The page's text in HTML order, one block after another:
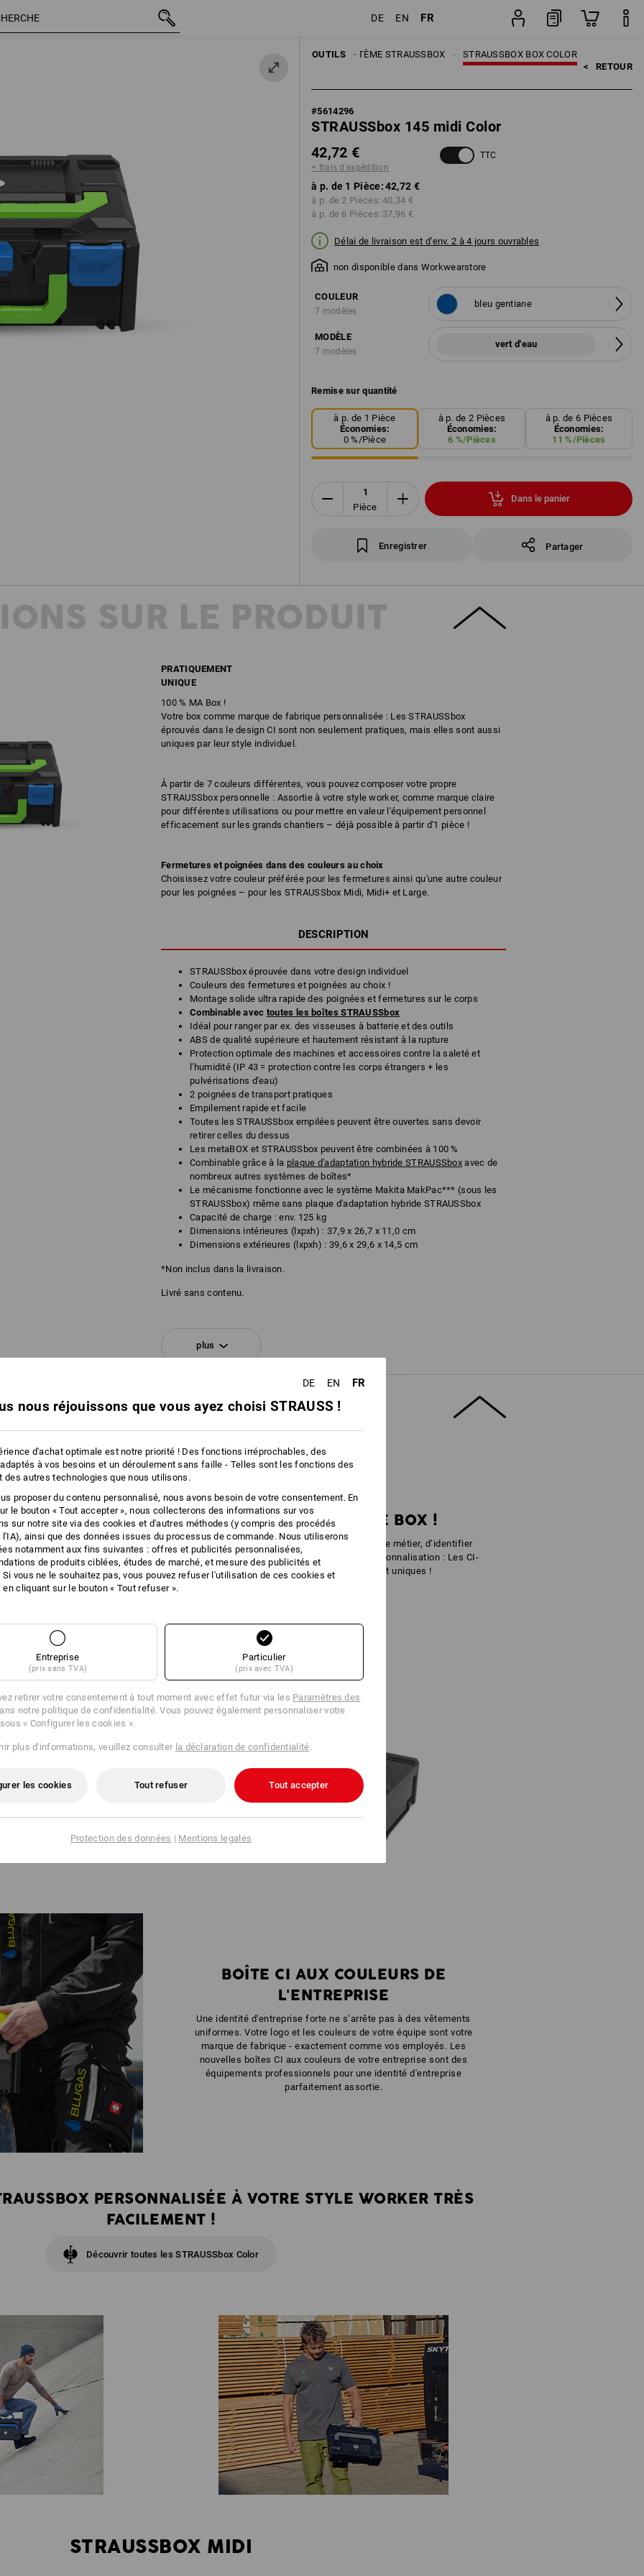
DE EN FR
OUTILS STRAUSSBOX BOX COLOR
SYSTÈME STRAUSSBOX
OUTILS À MAIN
< RETOUR
#5614296
STRAUSSbox 145 midi Color
42,72 €
+ frais d'expédition
TTC
à p. de 1 Pièce:42,72 €
à p. de 2 Pièces: 40,34 €
à p. de 6 Pièces: 37,96 €
Délai de livraison est d'env. 2 à 4 jours ouvrables
non disponible dans Workwearstore
COULEUR
7 modèles
bleu gentiane
MODÈLE
7 modèles
vert d'eau
Remise sur quantité
à p. de 1 Pièce
Économies:
0%/Pièce
à p. de 2 Pièces
Économies:
6 %/Pièces
à p. de 6 Pièces
Économies:
11 %/Pièces
Pièce
Dans le panier
Enregistrer Partager
vert d'eau
SUR LE PRODUIT
PRATIQUEMENT
UNIQUE
​​​​​100 % MA Box !
Votre box comme marque de fabrique personnalisée : Les STRAUSSbox
éprouvés dans le design CI sont non seulement pratiques, mais elles sont aussi
uniques par leur style individuel.
À partir de 7 couleurs différentes, vous pouvez composer votre propre
STRAUSSbox personnelle : Assortie à votre style worker, comme marque claire
pour différentes utilisations ou pour mettre en valeur l'équipement personnel
efficacement sur les grands chantiers – déjà possible à partir d'1 pièce !
Fermetures et poignées dans des couleurs au choix
Choisissez votre couleur préférée pour les fermetures ainsi qu'une autre couleur
pour les poignées – pour les STRAUSSbox Midi, Midi+ et Large.
DESCRIPTION
STRAUSSbox éprouvée dans votre design individuel
Couleurs des fermetures et poignées au choix !
Montage solide ultra rapide des poignées et fermetures sur le corps
Combinable avec toutes les boîtes STRAUSSbox
Idéal pour ranger par ex. des visseuses à batterie et des outils
ABS de qualité supérieure et hautement résistant à la rupture
Protection optimale des machines et accessoires contre la saleté et
l'humidité (IP 43 = protection contre les corps étrangers + les
pulvérisations d'eau)
2 poignées de transport pratiques
Empilement rapide et facile
Toutes les STRAUSSbox empilées peuvent être ouvertes sans devoir
retirer celles du dessus
Les metaBOX et STRAUSSbox peuvent être combinées à 100 %
Combinable grâce à la plaque d'adaptation hybride STRAUSSbox avec de
nombreux autres systèmes de boîtes*
Le mécanisme fonctionne avec le système Makita MakPac*** (sous les
STRAUSSbox) même sans plaque d'adaptation hybride STRAUSSbox
Capacité de charge : env. 125 kg
Dimensions intérieures (lxpxh) : 37,9 x 26,7 x 11,0 cm
Dimensions extérieures (lxpxh) : 39,6 x 29,6 x 14,5 cm
*Non inclus dans la livraison.
Livré sans contenu.
KIT COMPOSÉ DE :
1xSTRAUSSbox 145 midi N
1xFermetures STRAUSSbox
Poignée avant STRAUSSbox uni + poignée couvercle
couleur: vert d'eau
plus
CLAIREMENT VOTRE BOX !
Qu’il s’agisse de séparer différents corps de métier, d’identifier
clairement le contenu ou simplement de personnalisation : Les CI-
STRAUSSbox sont tout simplement uniques !
VOTRE STYLE
noires sont totalement neutres,
séparément dans la couleur
dernières sont montées et
avec la box.
BOÎTE CI AUX COULEURS DE
L'ENTREPRISE
Une identité d'entreprise forte ne s’arrête pas à des vêtements
uniformes. Votre logo et les couleurs de votre équipe sont votre
marque de fabrique - exactement comme vos employés. Les
nouvelles boîtes CI aux couleurs de votre entreprise sont des
équipements professionnels pour une identité d'entreprise
parfaitement assortie.
PERSONNALISÉE À VOTRE STYLE WORKER TRÈS
FACILEMENT !
Découvrir toutes les STRAUSSbox Color
STRAUSSBOX MIDI
DE EN FR
nous réjouissons que vous ayez choisi STRAUSS !
d'achat optimale est notre priorité ! Des fonctions irréprochables, des
à vos besoins et un déroulement sans faille - Telles sont les fonctions des
des autres technologies que nous utilisons.
proposer du contenu personnalisé, nous avons besoin de votre consentement. En
le bouton « Tout accepter », nous collecterons des informations sur vos
sur notre site via des cookies et d'autres méthodes (y compris des procédés
l'IA), ainsi que des données issues du processus de commande. Nous utiliserons
notamment aux fins suivantes : offres et publicités personnalisées,
de produits ciblées, études de marché, et mesure des publicités et
Si vous ne le souhaitez pas, vous pouvez refuser l'utilisation de ces cookies et
cliquant sur le bouton « Tout refuser ».
Entreprise
(prix sans TVA)
Particulier
(prix avec TVA)
retirer votre consentement à tout moment avec effet futur via les Paramètres des
notre politique de confidentialité. Vous pouvez également personnaliser votre
« Configurer les cookies ».
plus d'informations, veuillez consulter la déclaration de confidentialité.
les cookies Tout refuser Tout accepter
Protection des données | Mentions legales